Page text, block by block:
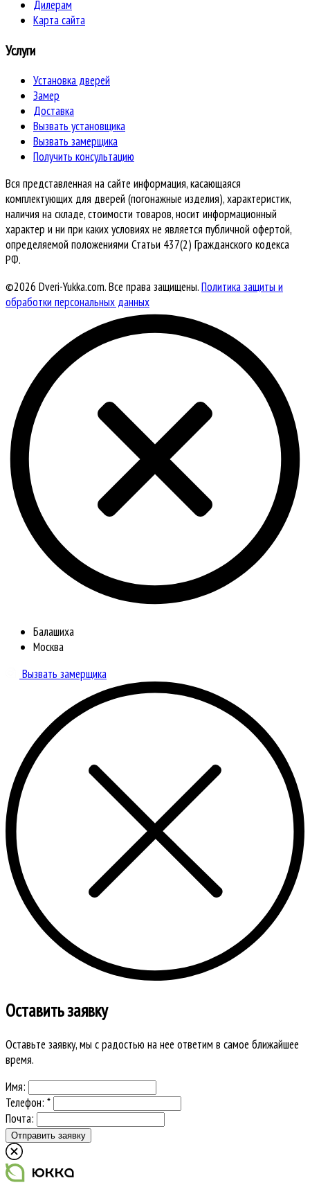
Дилерам
Карта сайта
Услуги
Установка дверей
Замер
Доставка
Вызвать установщика
Вызвать замерщика
Получить консультацию
Вся представленная на сайте информация, касающаяся
комплектующих для дверей (погонажные изделия), характеристик,
наличия на складе, стоимости товаров, носит информационный
характер и ни при каких условиях не является публичной офертой,
определяемой положениями Статьи 437(2) Гражданского кодекса
РФ.
©2026 Dveri-Yukka.com. Все права защищены.Политика защиты и
обработки персональных данных
Балашиха
Москва
Вызвать замерщика
Оставить заявку
Оставьте заявку, мы с радостью на нее ответим в самое ближайшее
время.
Имя:
Телефон: *
Почта: